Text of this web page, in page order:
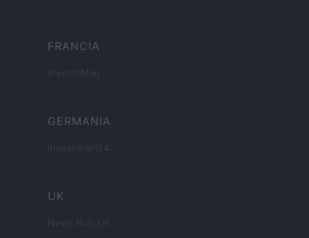
FRANCIA
InvestirMag
GERMANIA
Investieren24
UK
News Hub UK